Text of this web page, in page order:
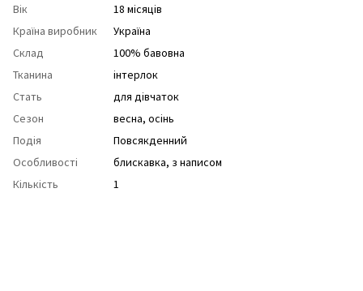
Вік
18 місяців
Країна виробник
Україна
Склад
100% бавовна
Тканина
інтерлок
Стать
для дівчаток
Сезон
весна, осінь
Подія
Повсякденний
Особливості
блискавка, з написом
Кількість
1